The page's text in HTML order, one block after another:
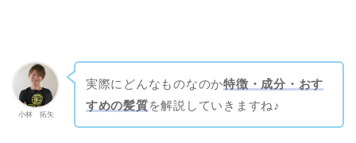
小林 拓矢
実際にどんなものなのか特徴・成分・おす
すめの髪質を解説していきますね♪